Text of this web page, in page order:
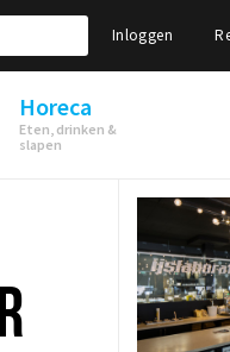
Inloggen
Horeca
Eten, drinken &
slapen